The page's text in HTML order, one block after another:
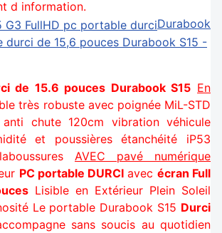
d information.
Durabook
durci de 15,6 pouces Durabook S15 -
de 15.6 pouces Durabook S15 En
très robuste avec poignée MiL-STD
chute 120cm vibration véhicule
et poussières étanchéité iP53
AVEC pavé numérique
PC portable DURCI avec écran Full
Lisible en Extérieur Plein Soleil
Le portable Durabook S15 Durci
sans soucis au quotidien